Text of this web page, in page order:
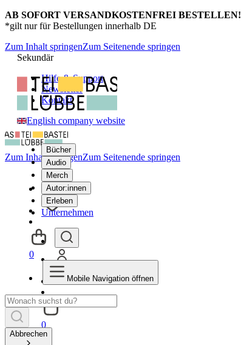
AB SOFORT VERSANDKOSTENFREI BESTELLEN!
*gilt nur für Bestellungen innerhalb DE
Zum Inhalt springenZum Seitenende springen
Sekundär
Hilfe & Support
Newsletter
Kontakt
English company website
Bücher
Audio
Merch
Autor:innen
Erleben
Unternehmen
0
Zum Inhalt springenZum Seitenende springen
0
Mobile Navigation öffnen
Abbrechen